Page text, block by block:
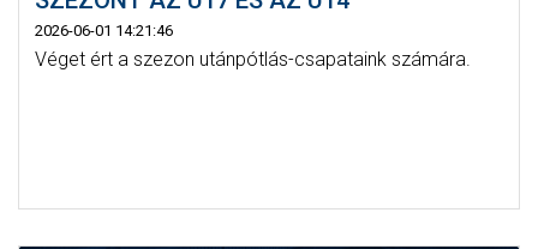
2026-06-01 14:21:46
Véget ért a szezon utánpótlás-csapataink számára.